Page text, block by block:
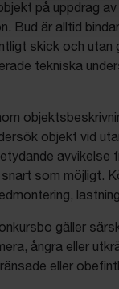
på uppdrag
Bud är alltid
skick och utan
tekniska
objekt vid
avvikelse
som möjligt.
gäller
ångra eller
eller